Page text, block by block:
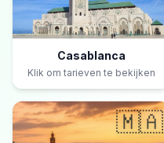
Casablanca
Klik om tarieven te bekijken
🇲🇦